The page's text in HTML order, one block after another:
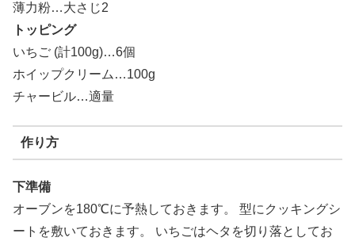
薄力粉…大さじ2
トッピング
いちご (計100g)…6個
ホイップクリーム…100g
チャービル…適量
作り方
下準備
オーブンを180℃に予熱しておきます。 型にクッキングシ
ートを敷いておきます。 いちごはヘタを切り落としてお